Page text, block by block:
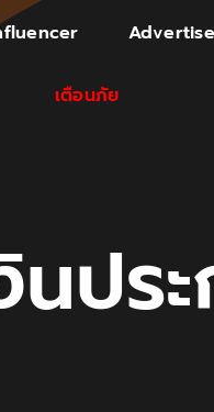
เตือนภัย
ปร